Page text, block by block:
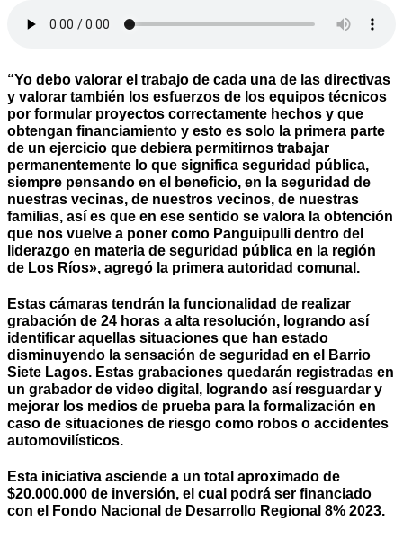
“Yo debo valorar el trabajo de cada una de las directivas
y valorar también los esfuerzos de los equipos técnicos
por formular proyectos correctamente hechos y que
obtengan financiamiento y esto es solo la primera parte
de un ejercicio que debiera permitirnos trabajar
permanentemente lo que significa seguridad pública,
siempre pensando en el beneficio, en la seguridad de
nuestras vecinas, de nuestros vecinos, de nuestras
familias, así es que en ese sentido se valora la obtención
que nos vuelve a poner como Panguipulli dentro del
liderazgo en materia de seguridad pública en la región
de Los Ríos», agregó la primera autoridad comunal.
Estas cámaras tendrán la funcionalidad de realizar
grabación de 24 horas a alta resolución, logrando así
identificar aquellas situaciones que han estado
disminuyendo la sensación de seguridad en el Barrio
Siete Lagos. Estas grabaciones quedarán registradas en
un grabador de video digital, logrando así resguardar y
mejorar los medios de prueba para la formalización en
caso de situaciones de riesgo como robos o accidentes
automovilísticos.
Esta iniciativa asciende a un total aproximado de
$20.000.000 de inversión, el cual podrá ser financiado
con el Fondo Nacional de Desarrollo Regional 8% 2023.